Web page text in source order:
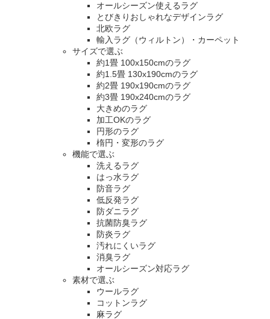
オールシーズン使えるラグ
とびきりおしゃれなデザインラグ
北欧ラグ
輸入ラグ（ウィルトン）・カーペット
サイズで選ぶ
約1畳 100x150cmのラグ
約1.5畳 130x190cmのラグ
約2畳 190x190cmのラグ
約3畳 190x240cmのラグ
大きめのラグ
加工OKのラグ
円形のラグ
楕円・変形のラグ
機能で選ぶ
洗えるラグ
はっ水ラグ
防音ラグ
低反発ラグ
防ダニラグ
抗菌防臭ラグ
防炎ラグ
汚れにくいラグ
消臭ラグ
オールシーズン対応ラグ
素材で選ぶ
ウールラグ
コットンラグ
麻ラグ